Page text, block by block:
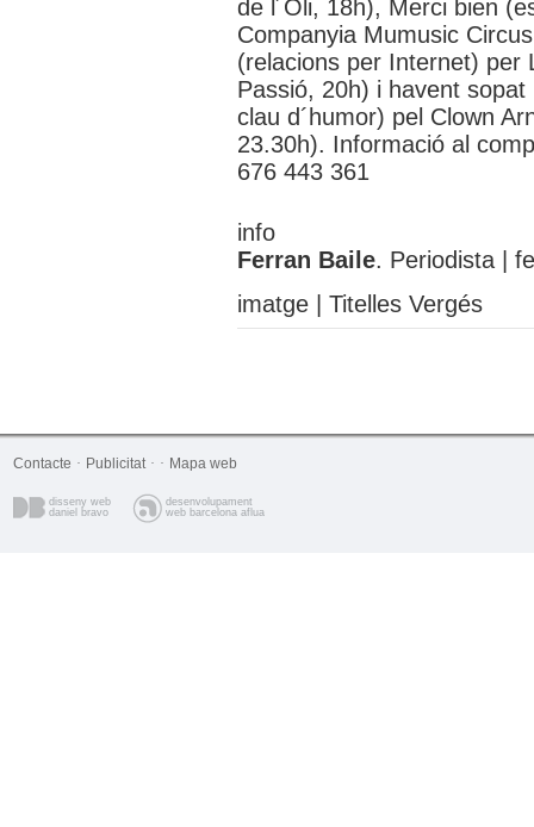
de l´Oli, 18h), Merci bien
Companyia Mumusic
(relacions per Internet) per
Passió, 20h) i havent
clau d´humor) pel Clown
23.30h). Informació al
676 443 361
info
Ferran Baile. Periodista |
imatge | Titelles Vergés
Contacte · Publicitat · · Mapa web
disseny web
daniel bravo
desenvolupament
web barcelona aflua